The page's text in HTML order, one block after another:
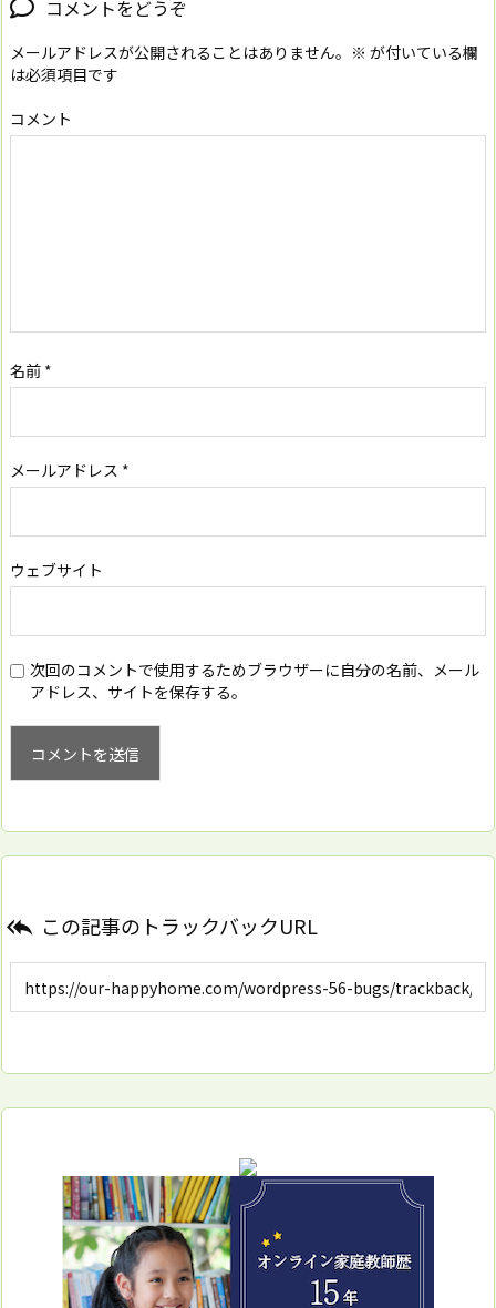
コメントをどうぞ
メールアドレスが公開されることはありません。 ※ が付いている欄
は必須項目です
コメント
名前 *
メールアドレス *
ウェブサイト
次回のコメントで使用するためブラウザーに自分の名前、メール
アドレス、サイトを保存する。
 この記事のトラックバックURL